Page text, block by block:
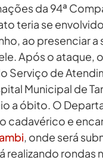
da 94ª
teria se
ao presenciar a
Após o ataque,
Serviço de
Municipal de
a óbito. O
cadavérico e
, onde será
realizando rondas